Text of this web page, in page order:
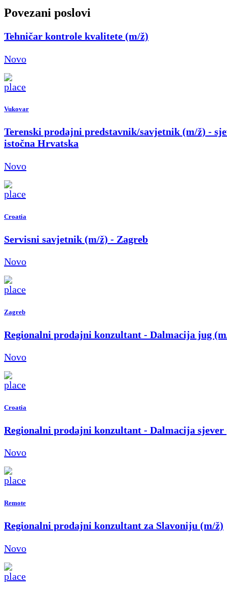
Povezani poslovi
Tehničar kontrole kvalitete (m/ž)
Novo
Vukovar
Terenski prodajni predstavnik/savjetnik (m/ž) -
istočna Hrvatska
Novo
Croatia
Servisni savjetnik (m/ž) - Zagreb
Novo
Zagreb
Regionalni prodajni konzultant - Dalmacija jug
Novo
Croatia
Regionalni prodajni konzultant - Dalmacija sjever
Novo
Remote
Regionalni prodajni konzultant za Slavoniju (m/ž)
Novo